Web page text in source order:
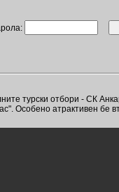
турски отбори - СК
Особено атрактивен бе